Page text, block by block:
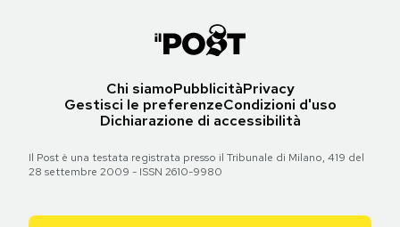
Chi siamoPubblicitàPrivacy
Gestisci le preferenzeCondizioni d'uso
Dichiarazione di accessibilità
Il Post è una testata registrata presso il Tribunale di Milano, 419 del
28 settembre 2009 - ISSN 2610-9980